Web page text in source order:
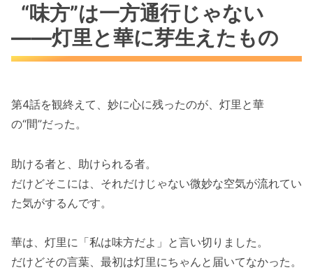
“味方”は一方通行じゃない
――灯里と華に芽生えたもの
第4話を観終えて、妙に心に残ったのが、灯里と華
の“間”だった。
助ける者と、助けられる者。
だけどそこには、それだけじゃない微妙な空気が流れてい
た気がするんです。
華は、灯里に「私は味方だよ」と言い切りました。
だけどその言葉、最初は灯里にちゃんと届いてなかった。